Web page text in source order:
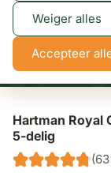
Weiger alles
Accepteer
1
dagen
Hartman Royal
5-delig